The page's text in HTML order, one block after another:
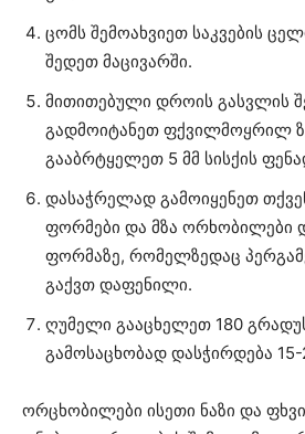
ცომს შემოახვიეთ საკვების
შედეთ მაცივარში.
მითითებული დროის გასვლის
გადმოიტანეთ ფქვილმოყრილ
გააბრტყელეთ 5 მმ სისქის
დასაჭრელად გამოიყენეთ
ფორმები და მზა ორხობილები
ფორმაზე, რომელზედაც
გაქვთ დაფენილი.
ღუმელი გააცხელეთ 180
გამოსაცხობად დასჭირდება 15-
ორცხობილები ისეთი ნაზი და